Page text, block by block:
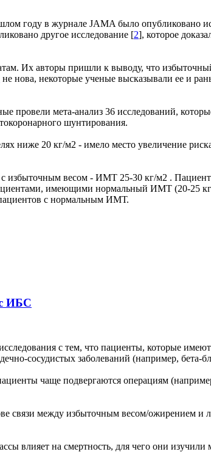
году в журнале JAMA было опубликовано
другое исследование [2], которое
Их авторы пришли к выводу, что
не нова, некоторые ученые высказывали ее и
провели мета-анализ 36 исследований,
шунтирования.
ниже 20 кг/м2 - имело место увеличение
с избыточным весом - ИМТ 25-30 кг/м2 .
имеющими нормальный ИМТ (20-25
с нормальным ИМТ.
с ИБС
с тем, что пациенты, которые
сосудистых заболеваний (например, бета-
чаще подвергаются операциям
связи между избыточным весом/ожирением и
влияет на смертность, для чего они изучили